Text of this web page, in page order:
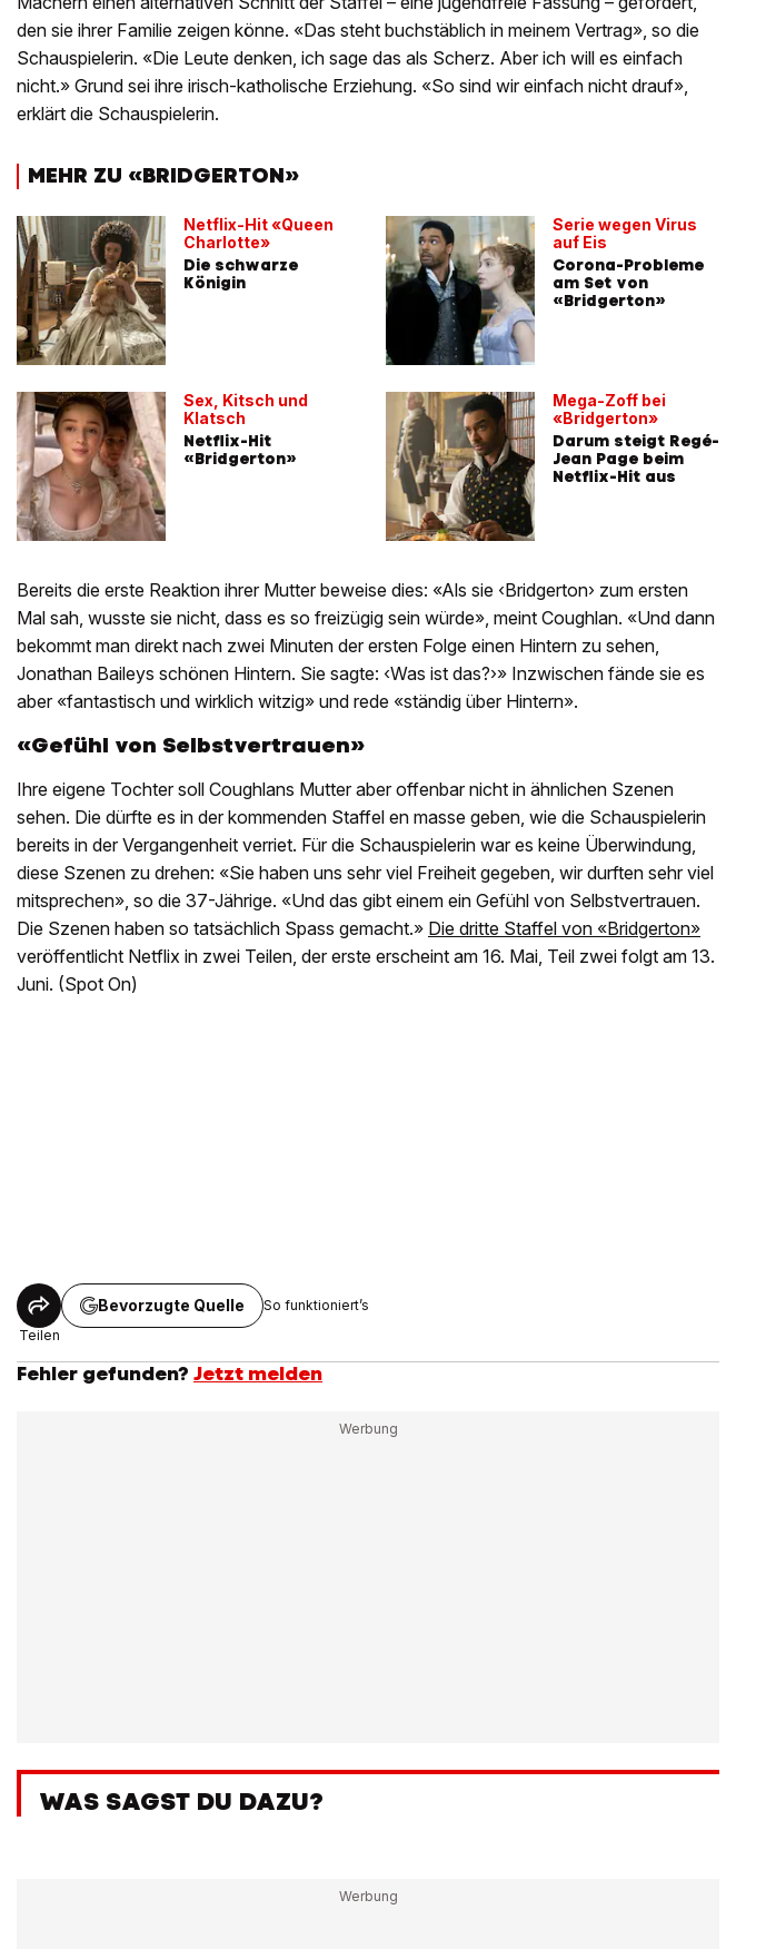
den sie ihrer Familie zeigen könne. «Das steht buchstäblich in meinem Vertrag», so die
Schauspielerin. «Die Leute denken, ich sage das als Scherz. Aber ich will es einfach
nicht.» Grund sei ihre irisch-katholische Erziehung. «So sind wir einfach nicht drauf»,
erklärt die Schauspielerin.
MEHR ZU «BRIDGERTON»
Netflix-Hit «Queen
Charlotte»
Die schwarze
Königin
Sex, Kitsch und
Klatsch
Netflix-Hit
«Bridgerton»
Serie wegen Virus
auf Eis
Corona-Probleme
am Set von
«Bridgerton»
Mega-Zoff bei
«Bridgerton»
Darum steigt Regé-
Jean Page beim
Netflix-Hit aus
Bereits die erste Reaktion ihrer Mutter beweise dies: «Als sie ‹Bridgerton› zum ersten
Mal sah, wusste sie nicht, dass es so freizügig sein würde», meint Coughlan. «Und dann
bekommt man direkt nach zwei Minuten der ersten Folge einen Hintern zu sehen,
Jonathan Baileys schönen Hintern. Sie sagte: ‹Was ist das?›» Inzwischen fände sie es
aber «fantastisch und wirklich witzig» und rede «ständig über Hintern».
«Gefühl von Selbstvertrauen»
Ihre eigene Tochter soll Coughlans Mutter aber offenbar nicht in ähnlichen Szenen
sehen. Die dürfte es in der kommenden Staffel en masse geben, wie die Schauspielerin
bereits in der Vergangenheit verriet. Für die Schauspielerin war es keine Überwindung,
diese Szenen zu drehen: «Sie haben uns sehr viel Freiheit gegeben, wir durften sehr viel
mitsprechen», so die 37-Jährige. «Und das gibt einem ein Gefühl von Selbstvertrauen.
Die Szenen haben so tatsächlich Spass gemacht.» Die dritte Staffel von «Bridgerton»
veröffentlicht Netflix in zwei Teilen, der erste erscheint am 16. Mai, Teil zwei folgt am 13.
Juni. (Spot On)
Teilen
Bevorzugte Quelle So funktioniert’s
Fehler gefunden? Jetzt melden
WAS SAGST DU DAZU?